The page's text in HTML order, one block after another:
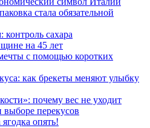
стала обязательной
сахара
на 45 лет
с помощью коротких
как брекеты меняют улыбку
почему вес не уходит
перекусов
опять!